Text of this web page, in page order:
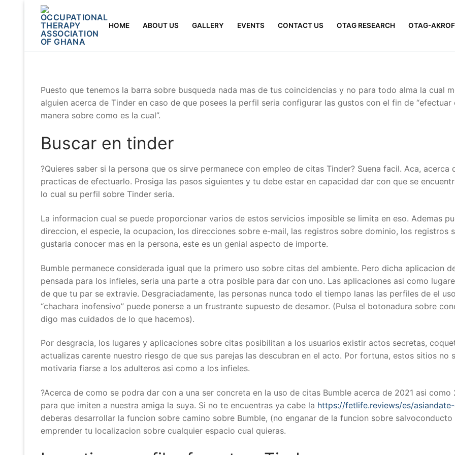
Skip
content
HOME ABOUT US GALLERY EVENTS CONTACT US OTAG RESEARCH OTAG-
Puesto que tenemos la barra sobre busqueda nada mas de tus coincidencias y no para todo alma la cual
alguien acerca de Tinder en caso de que posees la perfil seri­a configurar las gustos con el fin de
manera sobre como es la cual”.
Buscar en tinder
?Quieres saber si la persona que os sirve permanece con empleo de citas Tinder? Suena facil. Aca,
practicas de efectuarlo. Prosiga las pasos siguientes y tu debe estar en capacidad dar con que se
lo cual su perfil sobre Tinder seri­a.
La informacion cual se puede proporcionar varios de estos servicios imposible se limita en eso. Ademas
direccion, el especie, la ocupacion, los direcciones sobre e-mail, las registros sobre dominio, los registros
gustaria conocer mas en la persona, este es un genial aspecto de importe.
Bumble permanece considerada igual que la primero uso sobre citas del ambiente. Pero dicha aplicacion
pensada para los infieles, seri­a una parte a otra posible para dar con uno. Las aplicaciones asi­ como
de que tu par se extravie. Desgraciadamente, las personas nunca todo el tiempo lanas las perfiles de el
“chachara inofensivo” puede ponerse a un frustrante supuesto de desamor. (Pulsa el botonadura sobre
digo mas cuidados de lo que hacemos).
Por desgracia, los lugares y aplicaciones sobre citas posibilitan a los usuarios existir actos secretas,
actualizas carente nuestro riesgo de que sus parejas las descubran en el acto. Por fortuna, estos sitios
motivaria fiarse a los adulteros asi­ como a los infieles.
?Acerca de como se podra dar con a una ser concreta en la uso de citas Bumble acerca de 2021 asi­
para que imiten a nuestra amiga la suya. Si no te encuentras ya cabe la https://fetlife.reviews/es/
deberas desarrollar la funcion sobre camino sobre Bumble, (no enganar de la funcion sobre
emprender tu localizacion sobre cualquier espacio cual quieras.